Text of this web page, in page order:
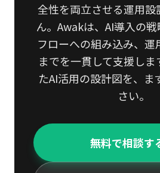
全性を両立させる運用設
ん。Awakは、AI導入の
フローへの組み込み、
までを一貫して支援しま
たAI活用の設計図を、ま
さい。
無料で相談す